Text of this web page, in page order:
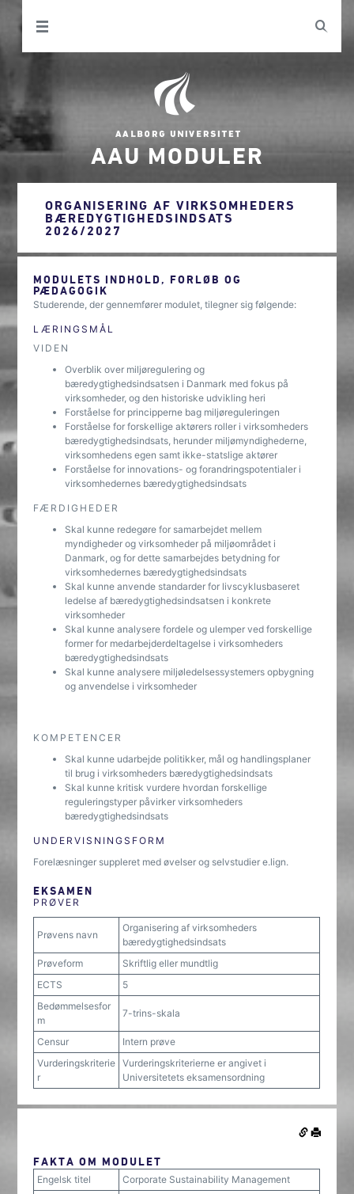
AAU MODULER
ORGANISERING AF VIRKSOMHEDERS
BÆREDYGTIGHEDSINDSATS
2026/2027
MODULETS INDHOLD, FORLØB OG
PÆDAGOGIK
Studerende, der gennemfører modulet, tilegner sig følgende:
LÆRINGSMÅL
VIDEN
Overblik over miljøregulering og
bæredygtighedsindsatsen i Danmark med fokus på
virksomheder, og den historiske udvikling heri
Forståelse for principperne bag miljøreguleringen
Forståelse for forskellige aktørers roller i virksomheders
bæredygtighedsindsats, herunder miljømyndighederne,
virksomhedens egen samt ikke-statslige aktører
Forståelse for innovations- og forandringspotentialer i
virksomhedernes bæredygtighedsindsats
FÆRDIGHEDER
Skal kunne redegøre for samarbejdet mellem
myndigheder og virksomheder på miljøområdet i
Danmark, og for dette samarbejdes betydning for
virksomhedernes bæredygtighedsindsats
Skal kunne anvende standarder for livscyklusbaseret
ledelse af bæredygtighedsindsatsen i konkrete
virksomheder
Skal kunne analysere fordele og ulemper ved forskellige
former for medarbejderdeltagelse i virksomheders
bæredygtighedsindsats
Skal kunne analysere miljøledelsessystemers opbygning
og anvendelse i virksomheder
KOMPETENCER
Skal kunne udarbejde politikker, mål og handlingsplaner
til brug i virksomheders bæredygtighedsindsats
Skal kunne kritisk vurdere hvordan forskellige
reguleringstyper påvirker virksomheders
bæredygtighedsindsats
UNDERVISNINGSFORM
Forelæsninger suppleret med øvelser og selvstudier e.lign.
EKSAMEN
PRØVER
Prøvens navn
Organisering af virksomheders
bæredygtighedsindsats
Prøveform
Skriftlig eller mundtlig
ECTS
5
Bedømmelsesfor
m
7-trins-skala
Censur
Intern prøve
Vurderingskriterie
r
Vurderingskriterierne er angivet i
Universitetets eksamensordning
FAKTA OM MODULET
Engelsk titel
Corporate Sustainability Management